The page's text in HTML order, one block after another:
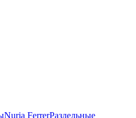
Nuria FerrerРаздельные